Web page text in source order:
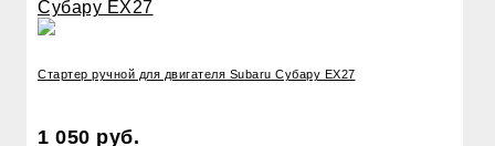
Стартер ручной для двигателя Subaru Субару EX27
1 050 руб.